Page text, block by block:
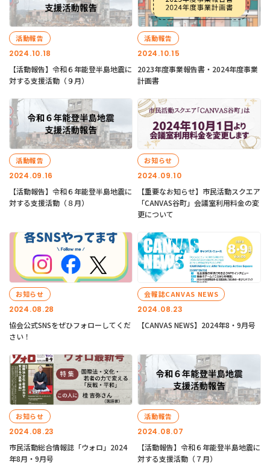
2024.10.18
活動報告
【活動報告】令和６年能登半島地震に
対する支援活動（９月）
2024.10.15
活動報告
2023年度事業報告書・2024年度事業
計画書
2024.09.16
活動報告
【活動報告】令和６年能登半島地震に
対する支援活動（８月）
2024.09.10
お知らせ
【重要なお知らせ】市民活動スクエア
「CANVAS谷町」会議室利用料金の変
更について
2024.08.28
お知らせ
協会公式SNSをぜひフォローしてくだ
さい！
2024.08.23
会報誌CANVAS NEWS
【CANVAS NEWS】2024年8・9月号
2024.08.23
お知らせ
市民活動総合情報誌「ウォロ」2024
年8月・9月号
2024.08.07
活動報告
【活動報告】令和６年能登半島地震に
対する支援活動（７月）